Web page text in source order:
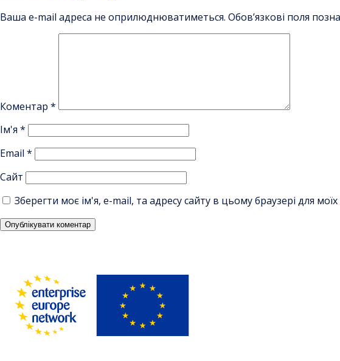
Ваша e-mail адреса не оприлюднюватиметься. Обов’язкові поля
Коментар *
Ім'я *
Email *
Сайт
Зберегти моє ім'я, e-mail, та адресу сайту в цьому браузері для